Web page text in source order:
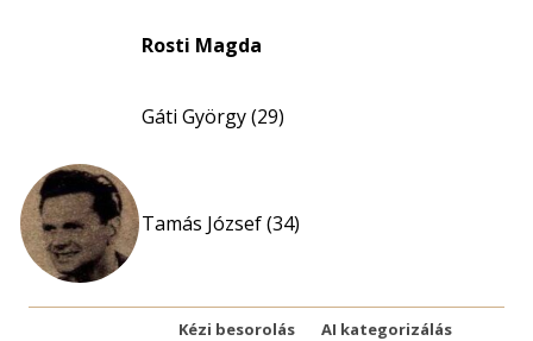
Rosti Magda
Gáti György (29)
Tamás József (34)
Kézi besorolás AI kategorizálás